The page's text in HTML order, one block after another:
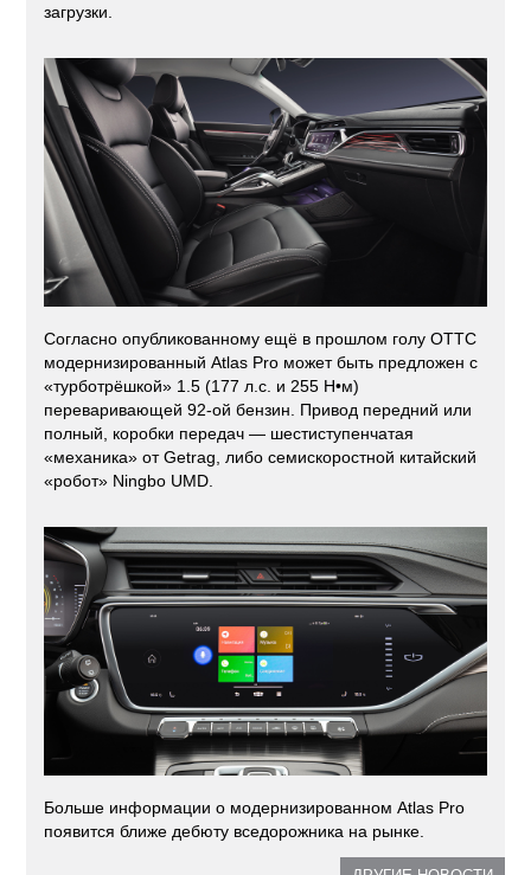
загрузки.
Согласно опубликованному ещё в прошлом голу ОТТС
модернизированный Atlas Pro может быть предложен с
«турботрёшкой» 1.5 (177 л.с. и 255 Н•м)
переваривающей 92-ой бензин. Привод передний или
полный, коробки передач — шестиступенчатая
«механика» от Getrag, либо семискоростной китайский
«робот» Ningbo UMD.
Больше информации о модернизированном Atlas Pro
появится ближе дебюту вседорожника на рынке.